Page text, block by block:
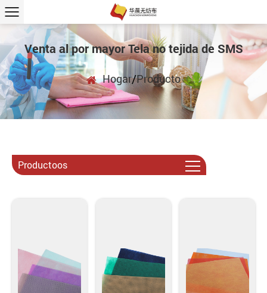
Venta al por mayor Tela no tejida de SMS
Hogar/Producto
Productoos